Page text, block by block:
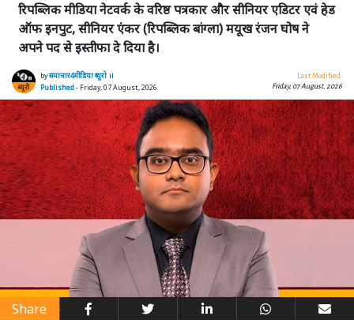
रिपब्लिक मीडिया नेटवर्क के वरिष्ठ पत्रकार और सीनियर एडिटर एवं हेड
ऑफ इनपुट, सीनियर एंकर (रिपब्लिक बांग्ला) मयूख रंजन घोष ने
अपने पद से इस्तीफा दे दिया है।
byसमाचार4मीडिया ब्यूरो ।।
Published - Friday, 07 August, 2026
Last Modified:
Friday, 07 August, 2026
Share